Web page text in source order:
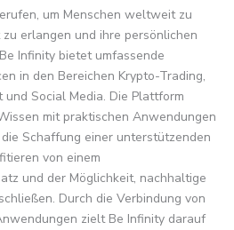
um Menschen weltweit zu
erlangen und ihre persönlichen
Infinity bietet umfassende
in den Bereichen Krypto-Trading,
und Social Media. Die Plattform
mit praktischen Anwendungen
Schaffung einer unterstützenden
von einem
und der Möglichkeit, nachhaltige
Durch die Verbindung von
zielt Be Infinity darauf